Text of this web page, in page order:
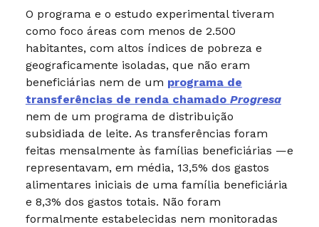
O programa e o estudo experimental tiveram
como foco áreas com menos de 2.500
habitantes, com altos índices de pobreza e
geograficamente isoladas, que não eram
beneficiárias nem de um programa de
transferências de renda chamado Progresa
nem de um programa de distribuição
subsidiada de leite. As transferências foram
feitas mensalmente às famílias beneficiárias —e
representavam, em média, 13,5% dos gastos
alimentares iniciais de uma família beneficiária
e 8,3% dos gastos totais. Não foram
formalmente estabelecidas nem monitoradas